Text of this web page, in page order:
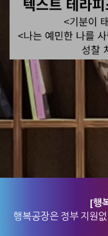
[행
행복공장은 정부 지원